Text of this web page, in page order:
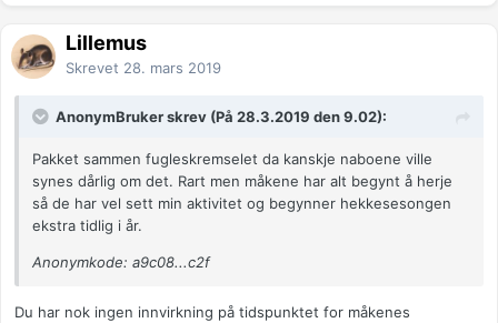
Lillemus
Skrevet 28. mars 2019
AnonymBruker skrev (På 28.3.2019 den 9.02):
Pakket sammen fugleskremselet da kanskje naboene ville
synes dårlig om det. Rart men måkene har alt begynt å herje
så de har vel sett min aktivitet og begynner hekkesesongen
ekstra tidlig i år.
Anonymkode: a9c08...c2f
Du har nok ingen innvirkning på tidspunktet for måkenes